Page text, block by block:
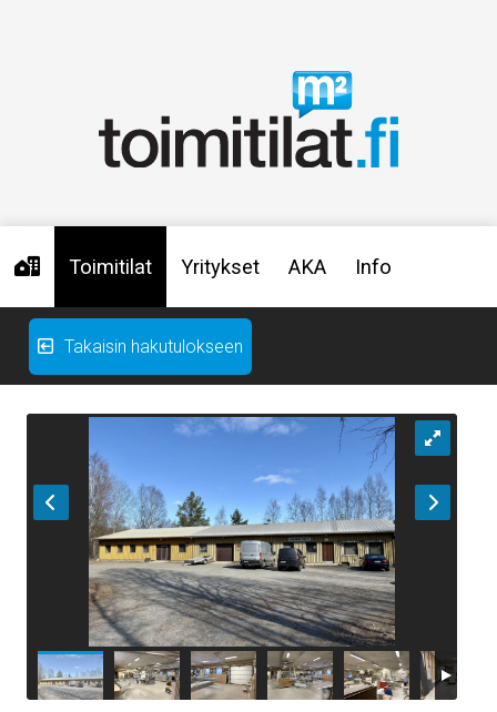
Toimitilat Yritykset AKA Info
Takaisin hakutulokseen